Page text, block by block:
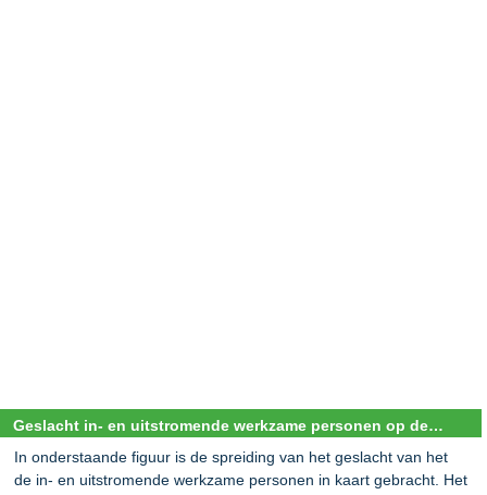
Geslacht in- en uitstromende werkzame personen op de chemie arbeidsmarkt
In onderstaande figuur is de spreiding van het geslacht van het
de in- en uitstromende werkzame personen in kaart gebracht. Het